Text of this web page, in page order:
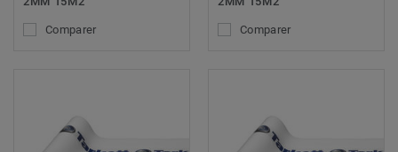
Comparer Comparer